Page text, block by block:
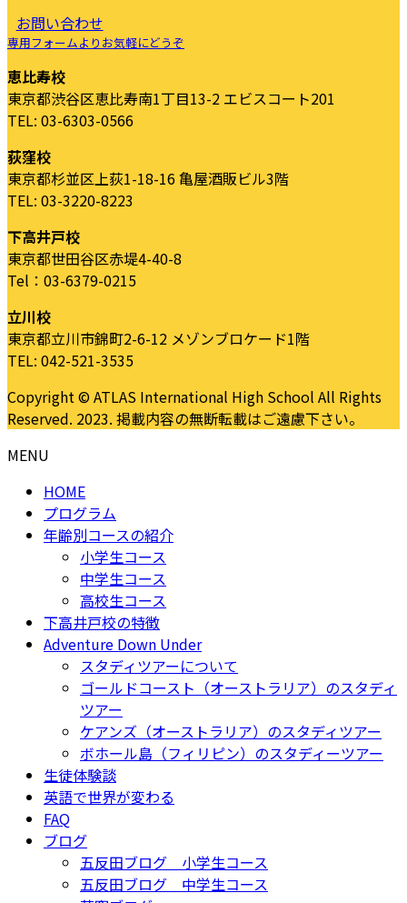
お問い合わせ
専用フォームよりお気軽にどうぞ
恵比寿校
東京都渋谷区恵比寿南1丁目13-2 エビスコート201
TEL: 03-6303-0566
荻窪校
東京都杉並区上荻1-18-16 亀屋酒販ビル3階
TEL: 03-3220-8223
下高井戸校
東京都世田谷区赤堤4-40-8
Tel：03-6379-0215
立川校
東京都立川市錦町2-6-12 メゾンブロケード1階
TEL: 042-521-3535
Copyright © ATLAS International High School All Rights
Reserved. 2023. 掲載内容の無断転載はご遠慮下さい。
MENU
HOME
プログラム
年齢別コースの紹介
小学生コース
中学生コース
高校生コース
下高井戸校の特徴
Adventure Down Under
スタディツアーについて
ゴールドコースト（オーストラリア）のスタディ
ツアー
ケアンズ（オーストラリア）のスタディツアー
ボホール島（フィリピン）のスタディーツアー
生徒体験談
英語で世界が変わる
FAQ
ブログ
五反田ブログ 小学生コース
五反田ブログ 中学生コース